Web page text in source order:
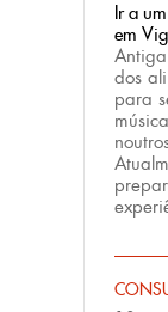
Ir a
em
dos
para